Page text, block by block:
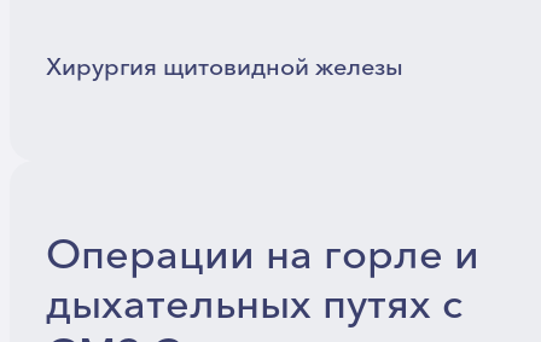
Хирургия щитовидной железы
Операции на горле и
дыхательных путях с